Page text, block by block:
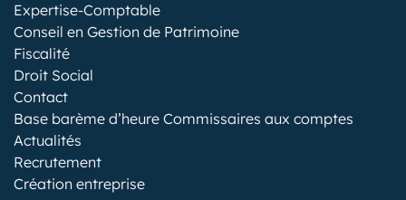
Expertise-Comptable
Conseil en Gestion de Patrimoine
Fiscalité
Droit Social
Contact
Base barème d’heure Commissaires aux comptes
Actualités
Recrutement
Création entreprise